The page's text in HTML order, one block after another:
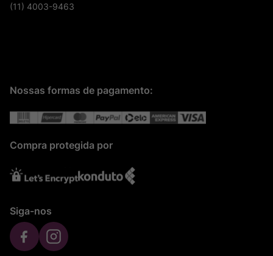
(11) 4003-9463
Nossas formas de pagamento:
Compra protegida por
Siga-nos